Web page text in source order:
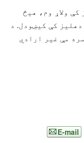
ولاړ وم، هیڅ
کې کیښودل. د
مې غیر ارادي
E-mail